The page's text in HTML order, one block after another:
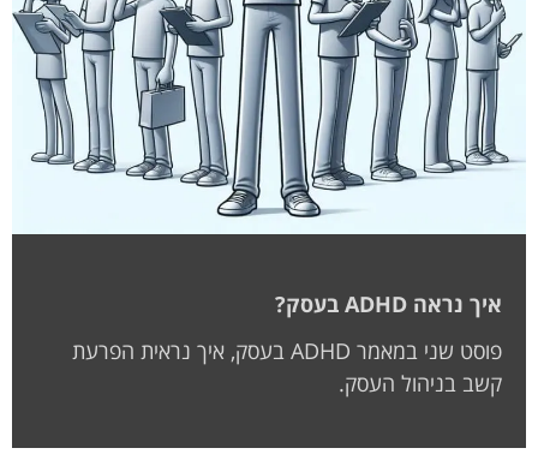
איך נראה ADHD בעסק?
פוסט שני במאמר ADHD בעסק, איך נראית הפרעת
קשב בניהול העסק.